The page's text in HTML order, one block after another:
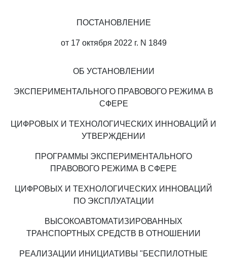
ПОСТАНОВЛЕНИЕ
от 17 октября 2022 г. N 1849
ОБ УСТАНОВЛЕНИИ
ЭКСПЕРИМЕНТАЛЬНОГО ПРАВОВОГО РЕЖИМА В
СФЕРЕ
ЦИФРОВЫХ И ТЕХНОЛОГИЧЕСКИХ ИННОВАЦИЙ И
УТВЕРЖДЕНИИ
ПРОГРАММЫ ЭКСПЕРИМЕНТАЛЬНОГО
ПРАВОВОГО РЕЖИМА В СФЕРЕ
ЦИФРОВЫХ И ТЕХНОЛОГИЧЕСКИХ ИННОВАЦИЙ
ПО ЭКСПЛУАТАЦИИ
ВЫСОКОАВТОМАТИЗИРОВАННЫХ
ТРАНСПОРТНЫХ СРЕДСТВ В ОТНОШЕНИИ
РЕАЛИЗАЦИИ ИНИЦИАТИВЫ "БЕСПИЛОТНЫЕ